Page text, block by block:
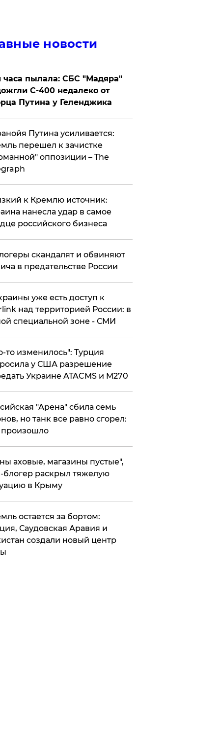
новости
часа пылала: СБС "Мадяра"
С-400 недалеко от
Путина у Геленджика
Путина усиливается:
перешел к зачистке
оппозиции – The
к Кремлю источник:
нанесла удар в самое
российского бизнеса
скандалят и обвиняют
в предательстве России
уже есть доступ к
над территорией России: в
специальной зоне - СМИ
то изменилось": Турция
у США разрешение
Украине ATACMS и M270
"Арена" сбила семь
но танк все равно сгорел:
произошло
аховые, магазины пустые",
раскрыл тяжелую
в Крыму
остается за бортом:
Саудовская Аравия и
создали новый центр